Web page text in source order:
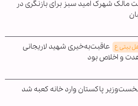
مالک شهرک امید سبز برای بازنگری در
بیتی ع عاقبت‌به‌خیری شهید لاریجانی
و اخلاص بود
پاکستان وارد خانه کعبه شد